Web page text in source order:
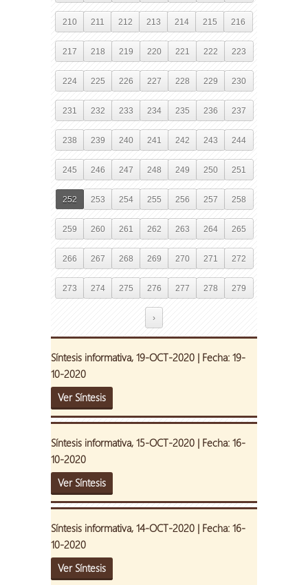
210 211 212 213 214 215 216
217 218 219 220 221 222 223
224 225 226 227 228 229 230
231 232 233 234 235 236 237
238 239 240 241 242 243 244
245 246 247 248 249 250 251
252 253 254 255 256 257 258
259 260 261 262 263 264 265
266 267 268 269 270 271 272
273 274 275 276 277 278 279
›
Síntesis informativa, 19-OCT-2020 | Fecha: 19-
10-2020
Ver Síntesis
Síntesis informativa, 15-OCT-2020 | Fecha: 16-
10-2020
Ver Síntesis
Síntesis informativa, 14-OCT-2020 | Fecha: 16-
10-2020
Ver Síntesis